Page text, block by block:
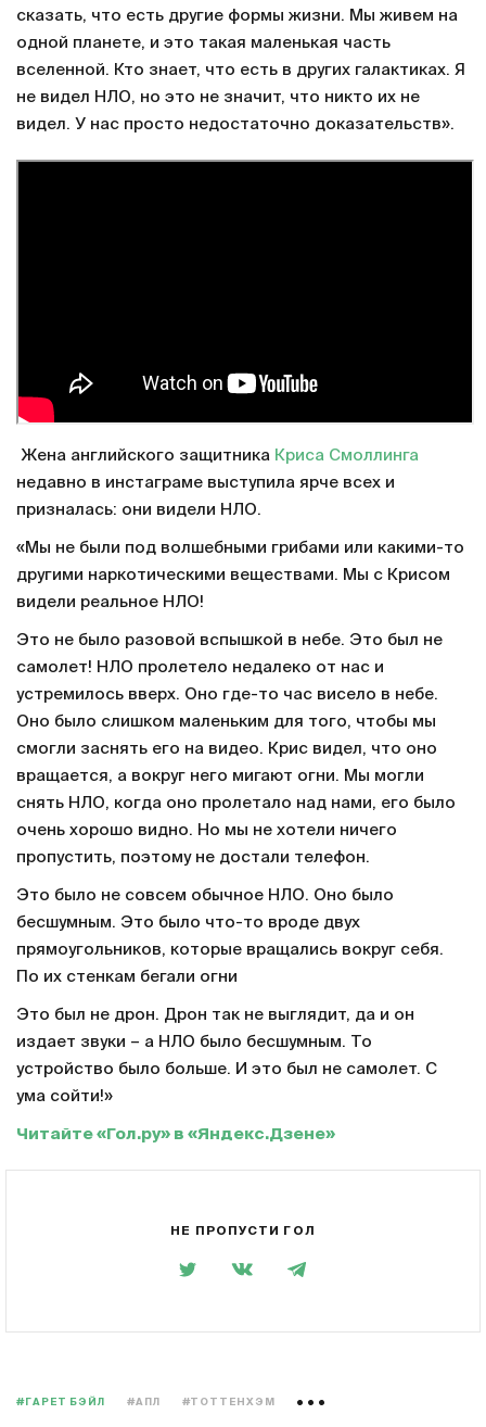
сказать, что есть другие формы жизни. Мы живем на
одной планете, и это такая маленькая часть
вселенной. Кто знает, что есть в других галактиках. Я
не видел НЛО, но это не значит, что никто их не
видел. У нас просто недостаточно доказательств».
Жена английского защитника Криса Смоллинга
недавно в инстаграме выступила ярче всех и
призналась: они видели НЛО.
«Мы не были под волшебными грибами или какими-то
другими наркотическими веществами. Мы с Крисом
видели реальное НЛО!
Это не было разовой вспышкой в небе. Это был не
самолет! НЛО пролетело недалеко от нас и
устремилось вверх. Оно где-то час висело в небе.
Оно было слишком маленьким для того, чтобы мы
смогли заснять его на видео. Крис видел, что оно
вращается, а вокруг него мигают огни. Мы могли
снять НЛО, когда оно пролетало над нами, его было
очень хорошо видно. Но мы не хотели ничего
пропустить, поэтому не достали телефон.
Это было не совсем обычное НЛО. Оно было
бесшумным. Это было что-то вроде двух
прямоугольников, которые вращались вокруг себя.
По их стенкам бегали огни
Это был не дрон. Дрон так не выглядит, да и он
издает звуки – а НЛО было бесшумным. То
устройство было больше. И это был не самолет. С
ума сойти!»
Читайте «Гол.ру» в «Яндекс.Дзене»
НЕ ПРОПУСТИ ГОЛ
#ГАРЕТ БЭЙЛ #АПЛ #ТОТТЕНХЭМ